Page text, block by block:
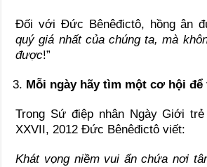
Đối với Đức Bênêđictô, hồng ân
quý giá nhất của chúng ta, mà
được!”
Mỗi ngày hãy tìm một cơ hội để
Trong Sứ điệp nhân Ngày Giới
XXVII, 2012 Đức Bênêđictô viết:
Khát vọng niềm vui ẩn chứa nơi